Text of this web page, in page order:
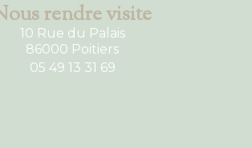
rendre visite
10 Rue du Palais
86000 Poitiers
05 49 13 31 69